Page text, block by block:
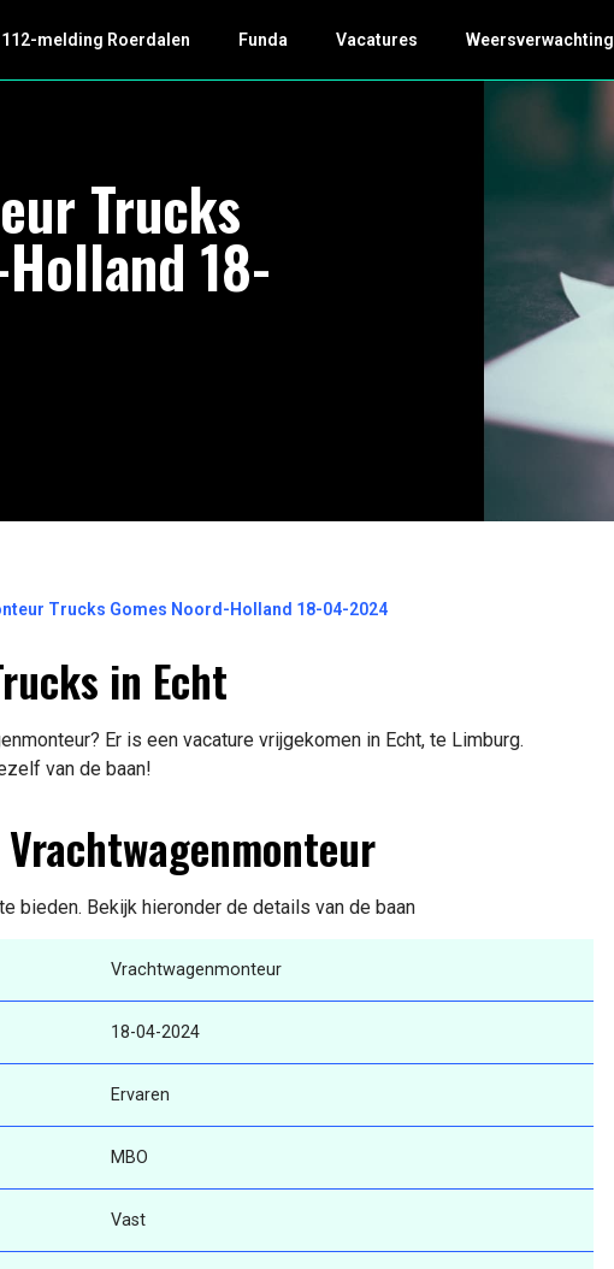
112-melding Roerdalen Funda Vacatures Weersverwachting
Trucks
18-
Trucks Gomes Noord-Holland 18-04-2024
in Echt
Er is een vacature vrijgekomen in Echt, te Limburg.
van de baan!
bieden. Bekijk hieronder de details van de baan
Vrachtwagenmonteur
18-04-2024
Ervaren
MBO
Vast